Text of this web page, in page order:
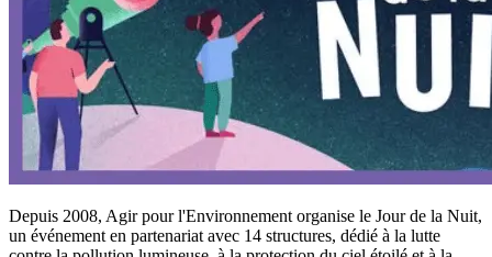
Depuis 2008, Agir pour l'Environnement organise le Jour de la Nuit,
un événement en partenariat avec 14 structures, dédié à la lutte